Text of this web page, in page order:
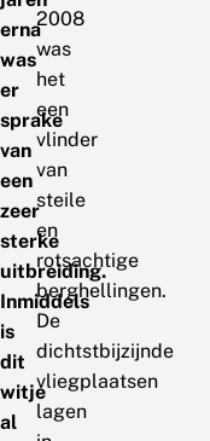
erna
was
er
sprake
van
een
zeer
sterke
uitbreiding.
Inmiddels
is
dit
witje
al
2008
was
het
een
vlinder
van
steile
en
rotsachtige
berghellingen.
De
dichtstbijzijnde
vliegplaatsen
lagen